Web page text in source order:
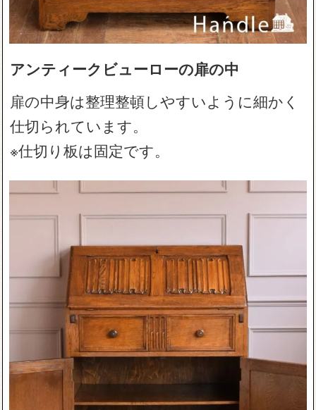
アンティークビューローの扉の中
扉の中身は整理整頓しやすいように細かく
仕切られています。
※仕切り板は固定です。